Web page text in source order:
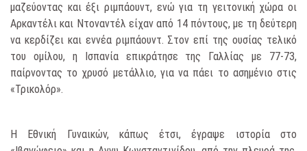
μαζεύοντας και έξι ριμπάουντ, ενώ για τη γειτονική χώρα οι
Αρκαντέλι και Ντοναντέλ είχαν από 14 πόντους, με τη δεύτερη
να κερδίζει και εννέα ριμπάουντ. Στον επί της ουσίας τελικό
του ομίλου, η Ισπανία επικράτησε της Γαλλίας με 77-73,
παίρνοντας το χρυσό μετάλλιο, για να πάει το ασημένιο στις
«Τρικολόρ».
Η Εθνική Γυναικών, κάπως έτσι, έγραψε ιστορία στο